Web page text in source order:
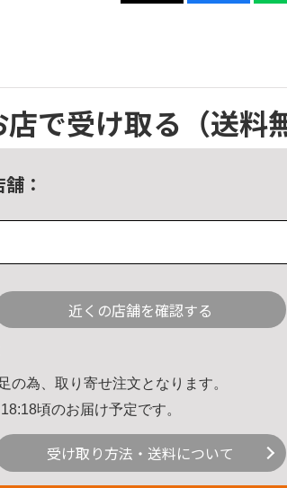
店で受け取る （送料
：
近くの店舗を確認する
の為、取り寄せ注文となります。
頃のお届け予定です。
受け取り方法・送料について